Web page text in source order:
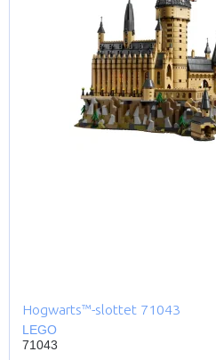
Hogwarts™-slottet 71043
LEGO
71043